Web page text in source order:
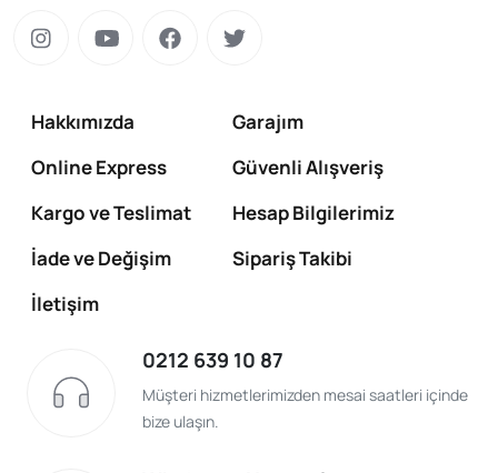
Hakkımızda
Garajım
Online Express
Güvenli Alışveriş
Kargo ve Teslimat
Hesap Bilgilerimiz
İade ve Değişim
Sipariş Takibi
İletişim
0212 639 10 87
Müşteri hizmetlerimizden mesai saatleri içinde
bize ulaşın.